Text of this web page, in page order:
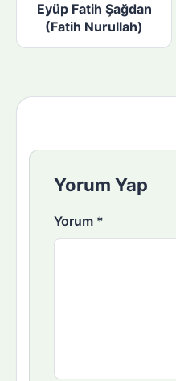
Eyüp Fatih Şağdan
(Fatih Nurullah)
Yorum Yap
Yorum *